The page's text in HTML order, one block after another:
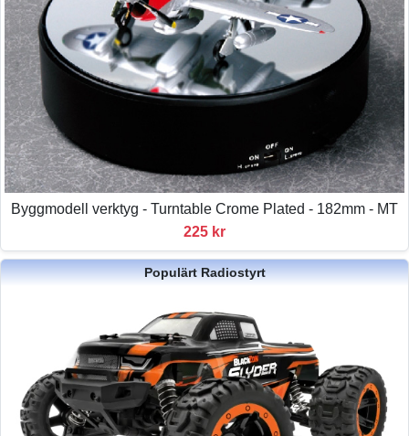
Byggmodell verktyg - Turntable Crome Plated - 182mm - MT
225 kr
Populärt Radiostyrt